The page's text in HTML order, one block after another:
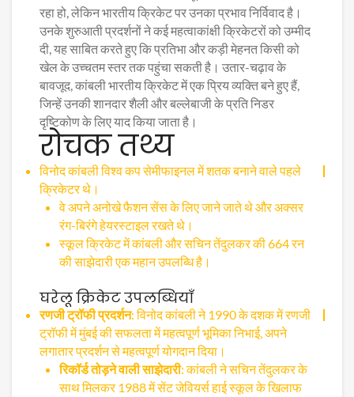
रहा हो, लेकिन भारतीय क्रिकेट पर उनका प्रभाव निर्विवाद है।
उनके शुरुआती प्रदर्शनों ने कई महत्वाकांक्षी क्रिकेटरों को उम्मीद
दी, यह साबित करते हुए कि प्रतिभा और कड़ी मेहनत किसी को
खेल के उच्चतम स्तर तक पहुंचा सकती है। उतार-चढ़ाव के
बावजूद, कांबली भारतीय क्रिकेट में एक प्रिय व्यक्ति बने हुए हैं,
जिन्हें उनकी शानदार शैली और बल्लेबाजी के प्रति निडर
दृष्टिकोण के लिए याद किया जाता है।
रोचक तथ्य
विनोद कांबली विश्व कप सेमीफाइनल में शतक बनाने वाले पहले
क्रिकेटर थे।
वे अपने अनोखे फैशन सेंस के लिए जाने जाते थे और अक्सर
रंग-बिरंगे हेयरस्टाइल रखते थे।
स्कूल क्रिकेट में कांबली और सचिन तेंदुलकर की 664 रन
की साझेदारी एक महान उपलब्धि है।
घरेलू क्रिकेट उपलब्धियाँ
रणजी ट्रॉफी प्रदर्शन: विनोद कांबली ने 1990 के दशक में रणजी
ट्रॉफी में मुंबई की सफलता में महत्वपूर्ण भूमिका निभाई, अपने
लगातार प्रदर्शन से महत्वपूर्ण योगदान दिया।
रिकॉर्ड तोड़ने वाली साझेदारी: कांबली ने सचिन तेंदुलकर के
साथ मिलकर 1988 में सेंट जेवियर्स हाई स्कूल के खिलाफ